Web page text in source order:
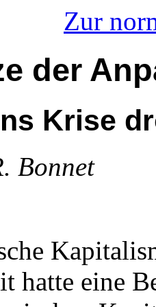
Zur
der
Krise
Bonnet
hatte eine